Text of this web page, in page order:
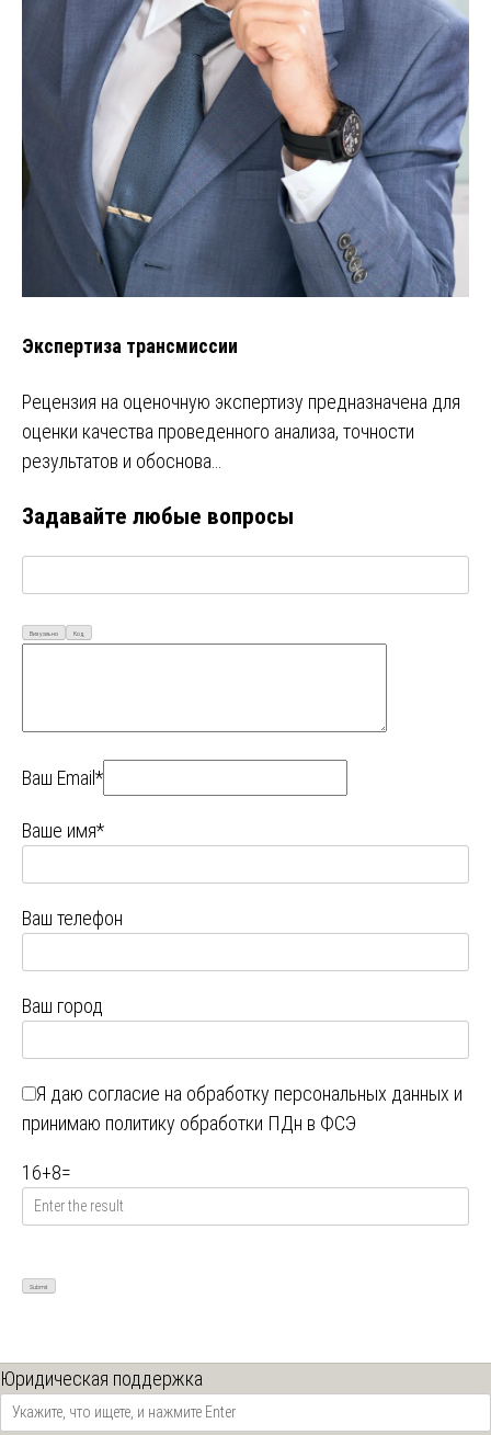
Экспертиза трансмиссии
Рецензия на оценочную экспертизу предназначена для
оценки качества проведенного анализа, точности
результатов и обоснова…
Задавайте любые вопросы
Визуально Код
Ваш Email*
Ваше имя*
Ваш телефон
Ваш город
Я даю согласие на обработку персональных данных и
принимаю политику обработки ПДн в ФСЭ
16+8=
Юридическая поддержка